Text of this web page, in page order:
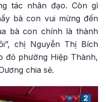
tác nhân đạo. Còn gì
bà con vui mừng đến
bà con chính là thành
chị Nguyễn Thị Bích
đỏ phường Hiệp Thành,
chia sẻ.